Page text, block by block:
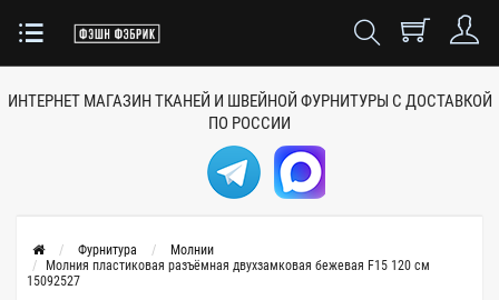
ИНТЕРНЕТ МАГАЗИН ТКАНЕЙ И ШВЕЙНОЙ ФУРНИТУРЫ С ДОСТАВКОЙ
ПО РОССИИ
Фурнитура
Молнии
Молния пластиковая разъёмная двухзамковая бежевая F15 120 см
15092527